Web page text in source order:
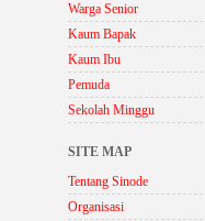
Warga Senior
Kaum Bapak
Kaum Ibu
Pemuda
Sekolah Minggu
SITE MAP
Tentang Sinode
Organisasi